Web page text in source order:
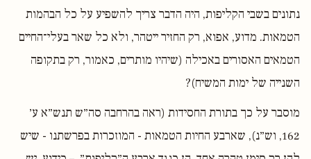
נתונים בשבי הקליפות, היה הדבר צריך להשפיע על כל הבהמות
הטמאות. מדוע, אפוא, רק החזיר ייטהר, ולא כל שאר בעלי־החיים
הטמאים האסורים באכילה (שיהיו מותרים, כאמור, רק בתקופה
השנייה של ימות המשיח)?
מוסבר על כך בתורת החסידות (ראה בהרחבה סה״ש תנש״א ע׳
162, וש״נ), שארבע החיות הטמאות - המוזכרות בפרשתנו - שיש